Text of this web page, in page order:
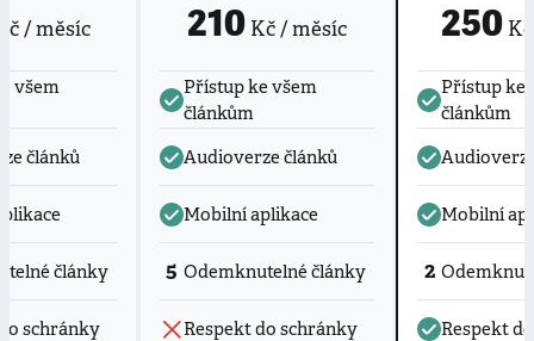
/ měsíc
všem
článků
články
schránky
210 Kč / měsíc
Přístup ke všem
článkům
Audioverze článků
Mobilní aplikace
5 Odemknutelné články
Respekt do schránky
250Kč
Přístup ke
článkům
Mobilní
2
Respekt